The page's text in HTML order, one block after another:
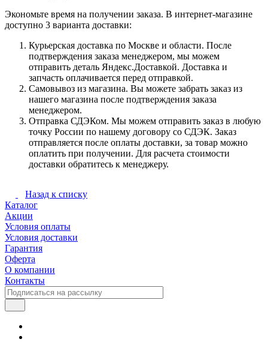
Экономьте время на получении заказа. В интернет-магазине
доступно 3 варианта доставки:
Курьерская доставка по Москве и области. После
подтверждения заказа менеджером, мы можем
отправить деталь Яндекс.Доставкой. Доставка и
запчасть оплачивается перед отправкой.
Самовывоз из магазина. Вы можете забрать заказ из
нашего магазина после подтверждения заказа
менеджером.
Отправка СДЭКом. Мы можем отправить заказ в любую
точку России по нашему договору со СДЭК. Заказ
отправляется после оплаты доставки, за товар можно
оплатить при получении. Для расчета стоимости
доставки обратитесь к менеджеру.
Назад к списку
Каталог
Акции
Условия оплаты
Условия доставки
Гарантия
Оферта
О компании
Контакты